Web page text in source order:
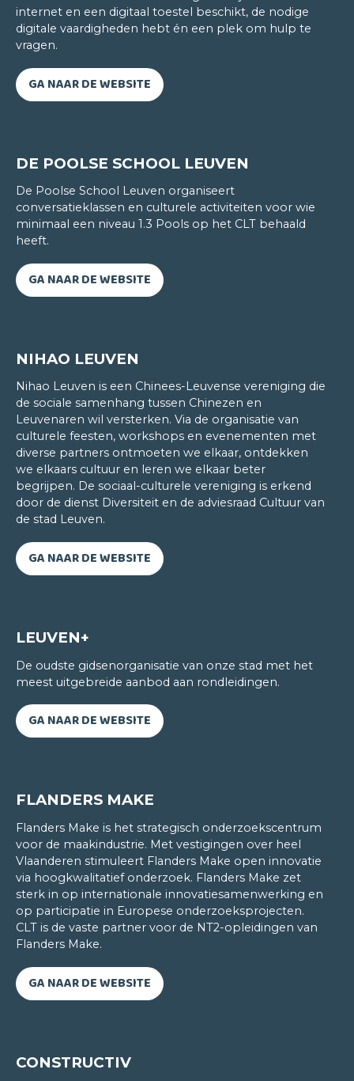
meer aanraden. Dit talencentrum staat garant
voor kwaliteitsonderwijs. De lesgevers dagen je uit
om je taalvaardig-heden steeds verder te
optimaliseren. Zelfs de examens zijn een
verrijkende ervaring. Ze zijn niet zomaar een
is de combinatie van het hoge niveau én de
ontspannen sfeer. Onlangs nog hebben we de
verjaardag van een medecursist met een
Marc Deldime
ENGELS, FRANS, ITALIAANS, SPAANS EN ZWEEDS
CLT staat voor kwaliteit. Je merkt dat aan de
manier waarop er les gegeven wordt, aan het
toegepast worden. Dankzij e-learning kan ik ook
aanscherpen. De les stopt dus niet nadat ik het
klaslokaal verlaten heb. Ik heb namelijk de
mogelijkheid om me ook thuis verder bij te
scholen.
Zo organiseerden we in de klas het Zweeds
betrokken voelen bij de taal. En die betrokkenheid
levert resultaten op: ze zorgt ervoor dat je
Zweeds er snel op vooruitgaat.
internet en een digitaal toestel beschikt, de nodige
digitale vaardigheden hebt én een plek om hulp te
vragen.
GA NAAR DE WEBSITE
DE POOLSE SCHOOL LEUVEN
De Poolse School Leuven organiseert
conversatieklassen en culturele activiteiten voor wie
minimaal een niveau 1.3 Pools op het CLT behaald
heeft.
GA NAAR DE WEBSITE
NIHAO LEUVEN
Nihao Leuven is een Chinees-Leuvense vereniging die
de sociale samenhang tussen Chinezen en
Leuvenaren wil versterken. Via de organisatie van
culturele feesten, workshops en evenementen met
diverse partners ontmoeten we elkaar, ontdekken
we elkaars cultuur en leren we elkaar beter
begrijpen. De sociaal-culturele vereniging is erkend
door de dienst Diversiteit en de adviesraad Cultuur van
de stad Leuven.
GA NAAR DE WEBSITE
LEUVEN+
De oudste gidsenorganisatie van onze stad met het
meest uitgebreide aanbod aan rondleidingen.
GA NAAR DE WEBSITE
FLANDERS MAKE
Flanders Make is het strategisch onderzoekscentrum
voor de maakindustrie. Met vestigingen over heel
Vlaanderen stimuleert Flanders Make open innovatie
via hoogkwalitatief onderzoek. Flanders Make zet
sterk in op internationale innovatiesamenwerking en
op participatie in Europese onderzoeksprojecten.
CLT is de vaste partner voor de NT2-opleidingen van
Flanders Make.
GA NAAR DE WEBSITE
CONSTRUCTIV